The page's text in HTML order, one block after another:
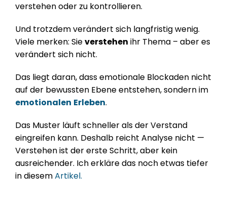
verstehen oder zu kontrollieren.
Und trotzdem verändert sich langfristig wenig.
Viele merken: Sie verstehen ihr Thema – aber es
verändert sich nicht.
Das liegt daran, dass emotionale Blockaden nicht
emotionalen Erleben.
Das Muster läuft schneller als der Verstand
eingreifen kann. Deshalb reicht Analyse nicht —
Verstehen ist der erste Schritt, aber kein
ausreichender. Ich erkläre das noch etwas tiefer
in diesem Artikel.